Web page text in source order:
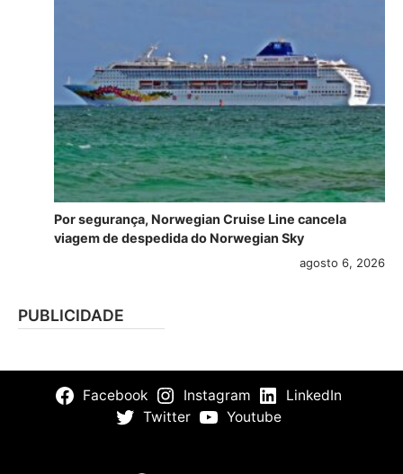
Por segurança, Norwegian Cruise Line cancela
viagem de despedida do Norwegian Sky
agosto 6, 2026
PUBLICIDADE
Facebook Instagram
LinkedIn
Twitter
Youtube